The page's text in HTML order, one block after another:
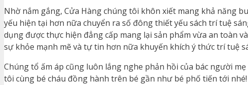
Nhờ nắm gắng, Cửa Hàng chúng tôi khôn xiết mang khả năng
yếu hiện tại hơn nữa chuyển ra số đông thiết yếu sách trí tuệ
dụng được thực hiện đẳng cấp mang lại sản phẩm vừa an toàn
sự khỏe mạnh mẽ và tự tin hơn nữa khuyến khích ý thức trí tuệ
Chúng tổ ấm áp cũng luôn lắng nghe phản hồi của bác người
tôi cùng bé cháu đồng hành trên bé gần như bé phố tiến tới nhé!